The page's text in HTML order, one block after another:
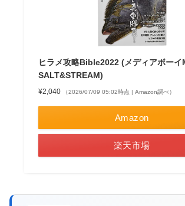
ヒラメ攻略Bible2022 (メディアボーイ
SALT&STREAM)
¥2,040 （2026/07/09 05:02時点 | Amazon調べ）
Amazon
楽天市場